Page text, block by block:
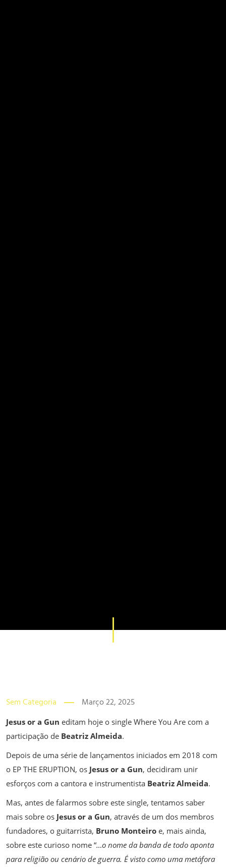
Sem Categoria Março 22, 2025
Jesus or a Gun editam hoje o single Where You Are com a
participação de Beatriz Almeida.
Depois de uma série de lançamentos iniciados em 2018 com
o EP THE ERUPTION, os Jesus or a Gun, decidiram unir
esforços com a cantora e instrumentista Beatriz Almeida.
Mas, antes de falarmos sobre este single, tentamos saber
mais sobre os Jesus or a Gun, através de um dos membros
fundadores, o guitarrista, Bruno Monteiro e, mais ainda,
sobre este curioso nome “…o nome da banda de todo aponta
para religião ou cenário de guerra. É visto como uma metáfora